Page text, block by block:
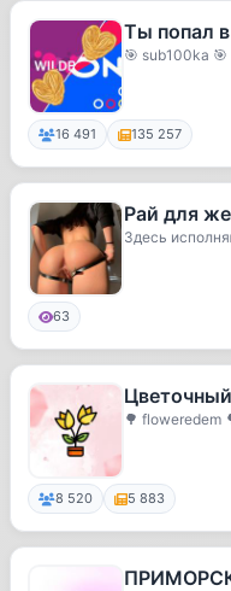
Ты попал в
🎯 sub100ka 🎯
16 491 135 257
Рай для
Здесь
63
🌳 floweredem
8 520 5 883